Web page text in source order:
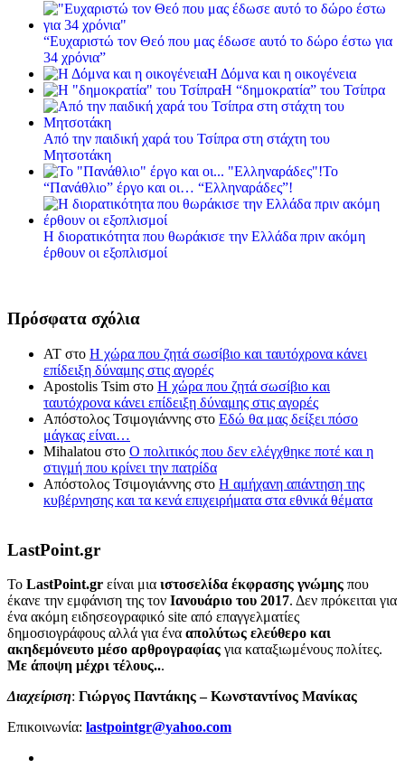
“Ευχαριστώ τον Θεό που μας έδωσε αυτό το δώρο έστω για
34 χρόνια”
Η Δόμνα και η οικογένεια
Η “δημοκρατία” του Τσίπρα
Από την παιδική χαρά του Τσίπρα στη στάχτη του
Μητσοτάκη
Το
“Πανάθλιο” έργο και οι… “Ελληναράδες”!
Η διορατικότητα που θωράκισε την Ελλάδα πριν ακόμη
έρθουν οι εξοπλισμοί
Πρόσφατα σχόλια
ΑΤ στο Η χώρα που ζητά σωσίβιο και ταυτόχρονα κάνει
επίδειξη δύναμης στις αγορές
Apostolis Tsim στο Η χώρα που ζητά σωσίβιο και
ταυτόχρονα κάνει επίδειξη δύναμης στις αγορές
Απόστολος Τσιμογιάννης στο Εδώ θα μας δείξει πόσο
μάγκας είναι…
Mihalatou στο Ο πολιτικός που δεν ελέγχθηκε ποτέ και η
στιγμή που κρίνει την πατρίδα
Απόστολος Τσιμογιάννης στο Η αμήχανη απάντηση της
κυβέρνησης και τα κενά επιχειρήματα στα εθνικά θέματα
LastPoint.gr
To LastPoint.gr είναι μια ιστοσελίδα έκφρασης γνώμης που
έκανε την εμφάνιση της τον Ιανουάριο του 2017. Δεν πρόκειται για
ένα ακόμη ειδησεογραφικό site από επαγγελματίες
δημοσιογράφους αλλά για ένα απολύτως ελεύθερο και
ακηδεμόνευτο μέσο αρθρογραφίας για καταξιωμένους πολίτες.
Με άποψη μέχρι τέλους...
Διαχείριση: Γιώργος Παντάκης – Κωνσταντίνος Μανίκας
Επικοινωνία: lastpointgr@yahoo.com